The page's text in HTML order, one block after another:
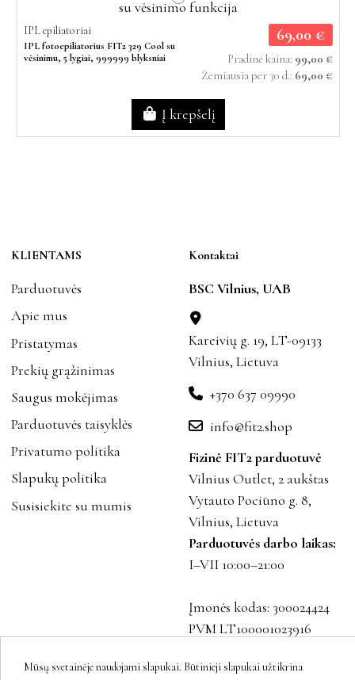
IPL epiliatoriai
IPL fotoepiliatorius FIT2 329 Cool su
vėsinimu, 5 lygiai, 999999 blyksniai
69,00 €
Pradinė kaina: 99,00 €
Žemiausia per 30 d.: 69,00 €
Į krepšelį
KLIENTAMS
Parduotuvės
Apie mus
Pristatymas
Prekių grąžinimas
Saugus mokėjimas
Parduotuvės taisyklės
Privatumo politika
Slapukų politika
Susisiekite su mumis
Kontaktai
BSC Vilnius, UAB
Kareivių g. 19, LT-09133
Vilnius, Lietuva
+370 637 09990
info@fit2.shop
Fizinė FIT2 parduotuvė
Vilnius Outlet, 2 aukštas
Vytauto Pociūno g. 8,
Vilnius, Lietuva
Parduotuvės darbo laikas:
I–VII 10:00–21:00
Įmonės kodas: 300024424
PVM LT100001023916
Mūsų svetainėje naudojami slapukai. Būtinieji slapukai užtikrina